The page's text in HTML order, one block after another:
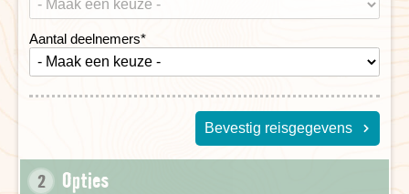
Aantal deelnemers*
Bevestig reisgegevens
2 Opties